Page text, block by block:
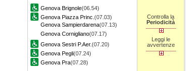
Genova Brignole(06.54)
Genova Piazza Princ. (07.03)
Genova Sampierdarena(07.13)
Genova Cornigliano(07.17)
Genova Sestri P.Aer.(07.20)
Genova Pegli(07.24)
Genova Pra(07.28)
Controlla la
Periodicità
Leggi le
avvertenze